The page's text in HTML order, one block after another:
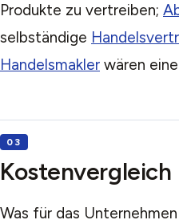
Produkte zu vertreiben;
selbständige
Handelsmakler wären
Kostenvergleich
Was für das